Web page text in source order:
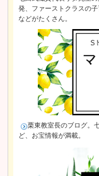
発、ファーストクラスの
などがたくさん。
栗東教室長のブログ。
ど、お宝情報が満載。